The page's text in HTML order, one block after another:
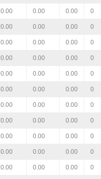
0.00 0.00 0.00 0
0.00 0.00 0.00 0
0.00 0.00 0.00 0
0.00 0.00 0.00 0
0.00 0.00 0.00 0
0.00 0.00 0.00 0
0.00 0.00 0.00 0
0.00 0.00 0.00 0
0.00 0.00 0.00 0
0.00 0.00 0.00 0
0.00 0.00 0.00 0